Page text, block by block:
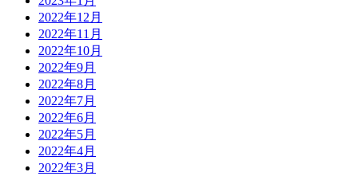
2022年12月
2022年11月
2022年10月
2022年9月
2022年8月
2022年7月
2022年6月
2022年5月
2022年4月
2022年3月